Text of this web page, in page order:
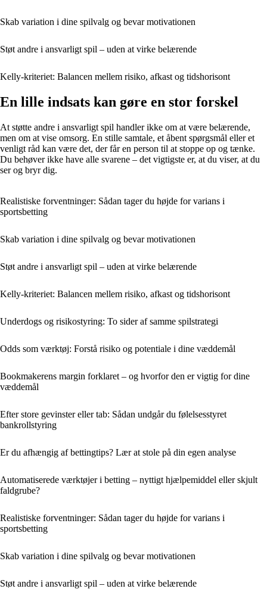
Skab variation i dine spilvalg og bevar motivationen
Støt andre i ansvarligt spil – uden at virke belærende
Kelly-kriteriet: Balancen mellem risiko, afkast og tidshorisont
En lille indsats kan gøre en stor forskel
At støtte andre i ansvarligt spil handler ikke om at være belærende,
men om at vise omsorg. En stille samtale, et åbent spørgsmål eller et
venligt råd kan være det, der får en person til at stoppe op og tænke.
Du behøver ikke have alle svarene – det vigtigste er, at du viser, at du
ser og bryr dig.
Realistiske forventninger: Sådan tager du højde for varians i
sportsbetting
Skab variation i dine spilvalg og bevar motivationen
Støt andre i ansvarligt spil – uden at virke belærende
Kelly-kriteriet: Balancen mellem risiko, afkast og tidshorisont
Underdogs og risikostyring: To sider af samme spilstrategi
Odds som værktøj: Forstå risiko og potentiale i dine væddemål
Bookmakerens margin forklaret – og hvorfor den er vigtig for dine
væddemål
Efter store gevinster eller tab: Sådan undgår du følelsesstyret
bankrollstyring
Er du afhængig af bettingtips? Lær at stole på din egen analyse
Automatiserede værktøjer i betting – nyttigt hjælpemiddel eller skjult
faldgrube?
Realistiske forventninger: Sådan tager du højde for varians i
sportsbetting
Skab variation i dine spilvalg og bevar motivationen
Støt andre i ansvarligt spil – uden at virke belærende